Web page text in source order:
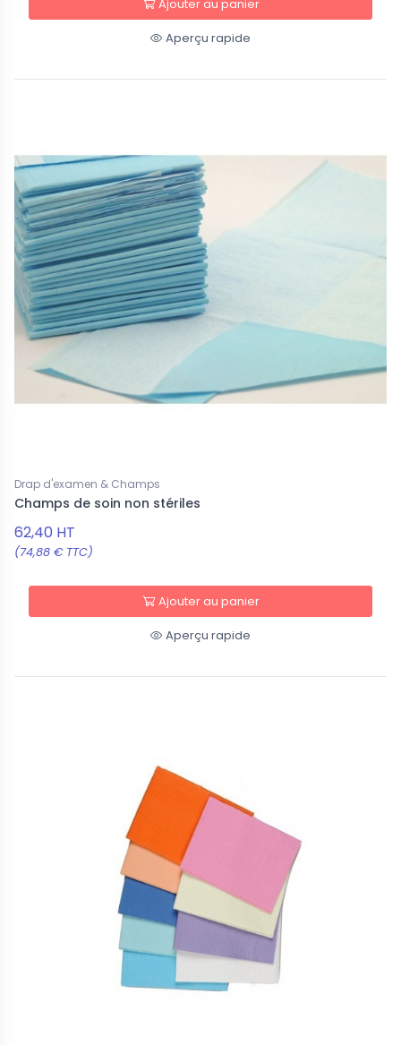
Ajouter au panier
Aperçu rapide
Drap d'examen & Champs
Champs de soin non stériles
62,40 HT
(74,88 € TTC)
Ajouter au panier
Aperçu rapide